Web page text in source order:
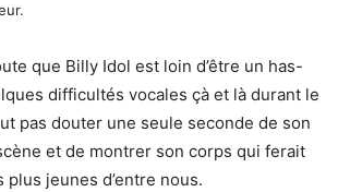
que Billy Idol est loin d’être un has-
difficultés vocales çà et là durant le
pas douter une seule seconde de son
et de montrer son corps qui ferait
plus jeunes d’entre nous.